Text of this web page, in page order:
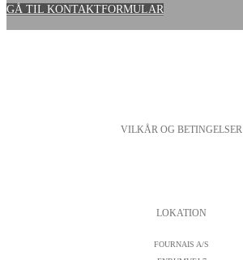
GÅ TIL KONTAKTFORMULAR
VILKÅR OG BETINGELSER
LOKATION
FOURNAIS A/S